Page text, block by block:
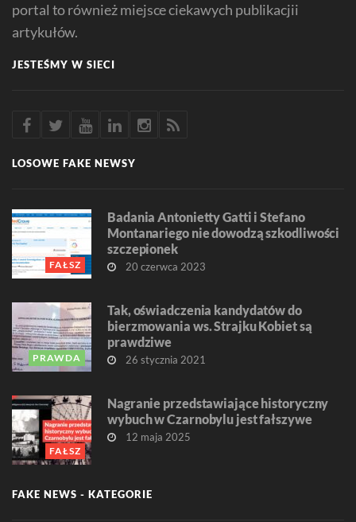
portal to również miejsce ciekawych publikacjii
artykułów.
JESTEŚMY W SIECI
LOSOWE FAKE NEWSY
FAŁSZ
Badania Antonietty Gatti i Stefano
Montanariego nie dowodzą szkodliwości
szczepionek
20 czerwca 2023
PRAWDA
Tak, oświadczenia kandydatów do
bierzmowania ws. Strajku Kobiet są
prawdziwe
26 stycznia 2021
FAŁSZ
Nagranie przedstawiające historyczny
wybuch w Czarnobylu jest fałszywe
12 maja 2025
FAKE NEWS - KATEGORIE